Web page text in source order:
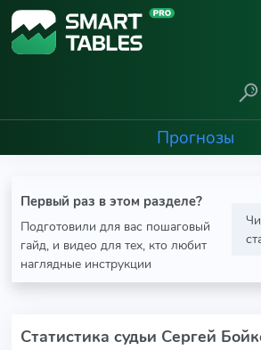
Прогнозы
Первый раз в этом разделе?
Подготовили для вас пошаговый
гайд, и видео для тех, кто любит
наглядные инструкции
Статистика судьи Сергей